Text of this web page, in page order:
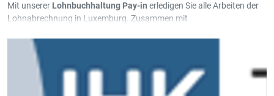
Mit unserer Lohnbuchhaltung Pay-in erledigen Sie alle Arbeiten der
Lohnabrechnung in Luxemburg. Zusammen mit
monatlichen Erstellung der Löhne jetzt erheblich steigern.